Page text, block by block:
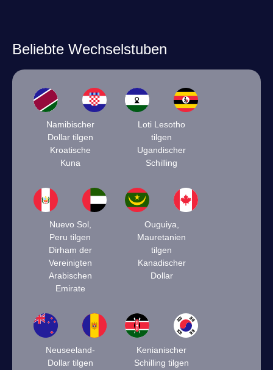
Beliebte Wechselstuben
Namibischer
Dollar tilgen
Kroatische
Kuna
Loti Lesotho
tilgen
Ugandischer
Schilling
Nuevo Sol,
Peru tilgen
Dirham der
Vereinigten
Arabischen
Emirate
Ouguiya,
Mauretanien
tilgen
Kanadischer
Dollar
Neuseeland-
Dollar tilgen
Kenianischer
Schilling tilgen